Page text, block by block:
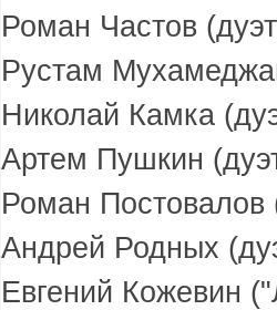
Роман Частов
Рустам
Николай Камка
Артем Пушкин
Роман
Андрей Родных
Евгений Кожевин